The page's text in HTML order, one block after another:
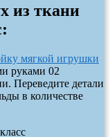
из ткани
мягкой игрушки
Переведите детали
в количестве